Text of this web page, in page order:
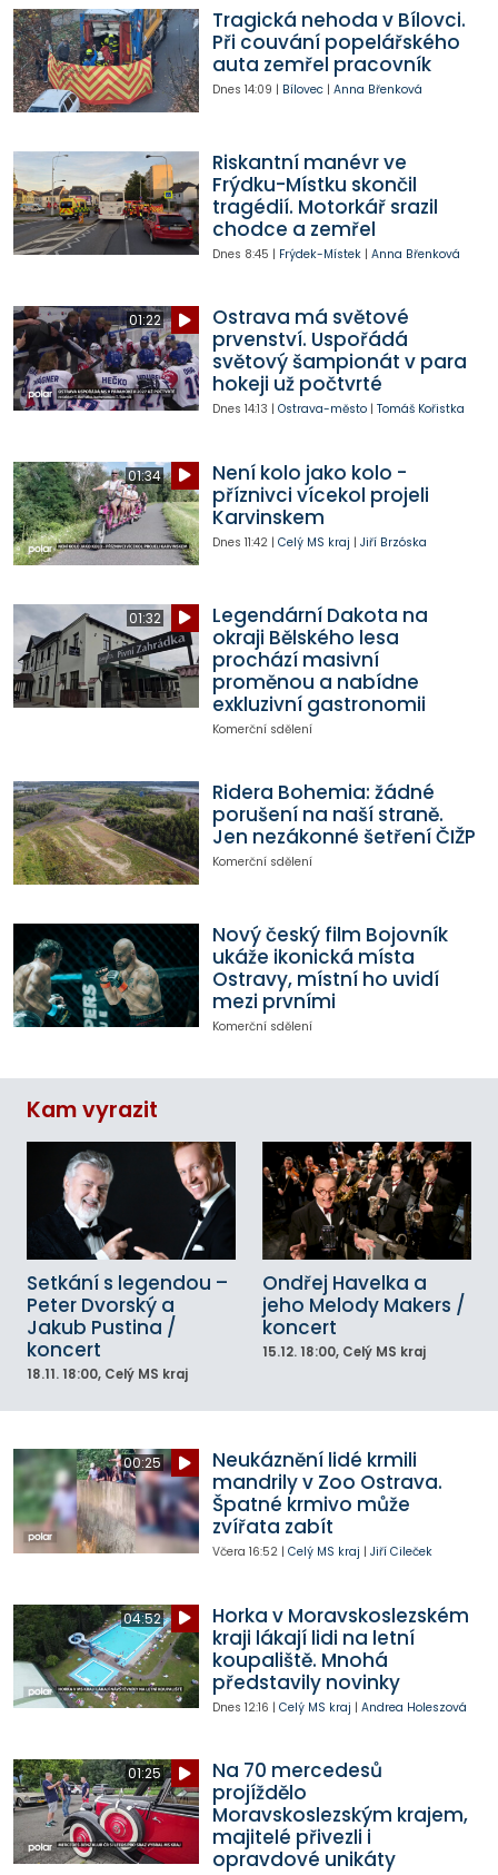
Tragická nehoda v Bílovci.
Při couvání popelářského
auta zemřel pracovník
Dnes 14:09 | Bílovec| Anna Břenková
Riskantní manévr ve
Frýdku-Místku skončil
tragédií. Motorkář srazil
chodce a zemřel
Dnes 8:45 | Frýdek-Místek| Anna Břenková
01:22
Ostrava má světové
prvenství. Uspořádá
světový šampionát v para
hokeji už počtvrté
Dnes 14:13 | Ostrava-město| Tomáš Kořistka
01:34
Není kolo jako kolo -
příznivci vícekol projeli
Karvinskem
Dnes 11:42| Celý MS kraj | Jiří Brzóska
01:32
Legendární Dakota na
okraji Bělského lesa
prochází masivní
proměnou a nabídne
exkluzivní gastronomii
Komerční sdělení
Ridera Bohemia: žádné
porušení na naší straně.
Jen nezákonné šetření ČIŽP
Komerční sdělení
Nový český film Bojovník
ukáže ikonická místa
Ostravy, místní ho uvidí
mezi prvními
Komerční sdělení
Kam vyrazit
Setkání s legendou –
Peter Dvorský a
Jakub Pustina /
koncert
18.11. 18:00, Celý MS kraj
Ondřej Havelka a
jeho Melody Makers /
koncert
15.12. 18:00, Celý MS kraj
00:25
Neukáznění lidé krmili
mandrily v Zoo Ostrava.
Špatné krmivo může
zvířata zabít
Včera 16:52| Celý MS kraj | Jiří Cileček
04:52
Horka v Moravskoslezském
kraji lákají lidi na letní
koupaliště. Mnohá
představily novinky
Dnes 12:16 | Celý MS kraj | Andrea Holeszová
01:25
Na 70 mercedesů
projíždělo
Moravskoslezským krajem,
majitelé přivezli i
opravdové unikáty